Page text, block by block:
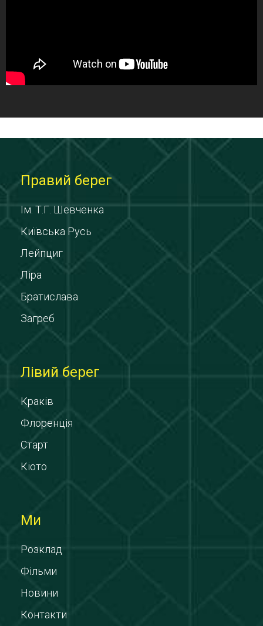
Правий берег
Ім. Т.Г. Шевченка
Київська Русь
Лейпциг
Ліра
Братислава
Загреб
Лівий берег
Краків
Флоренція
Старт
Кіото
Ми
Розклад
Фільми
Новини
Контакти